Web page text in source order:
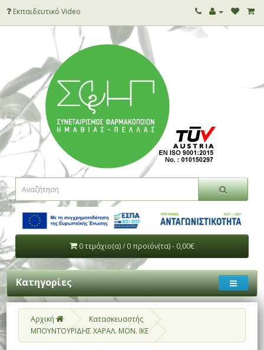
Εκπαιδευτικό Video
0 τεμάχιο(α) / 0 προϊόν(τα) - 0,00€
Κατηγορίες
Αρχική
Κατασκευαστής
ΜΠΟΥΝΤΟΥΡΙΔΗΣ ΧΑΡΑΛ. ΜΟΝ. ΙΚΕ